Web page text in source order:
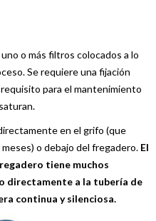
o más filtros colocados a lo
Se requiere una fijación
para el mantenimiento
en el grifo (que
o debajo del fregadero. El
tiene muchos
directamente a la tubería de
continua y silenciosa.